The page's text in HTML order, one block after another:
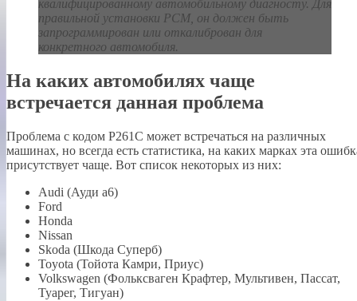
квалифицированному автомобильному диагносту. Для
правильной установки PCM, он должен быть
запрограммирован или откалиброван для
конкретного автомобиля.
На каких автомобилях чаще
встречается данная проблема
Проблема с кодом P261C может встречаться на различных
машинах, но всегда есть статистика, на каких марках эта
присутствует чаще. Вот список некоторых из них:
Audi (Ауди а6)
Ford
Honda
Nissan
Skoda (Шкода Суперб)
Toyota (Тойота Камри, Приус)
Volkswagen (Фольксваген Крафтер, Мультивен, Пассат,
Туарег, Тигуан)